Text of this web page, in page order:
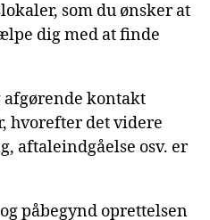
som du ønsker at
dig med at finde
afgørende kontakt
hvorefter det videre
aftaleindgåelse osv. er
påbegynd oprettelsen